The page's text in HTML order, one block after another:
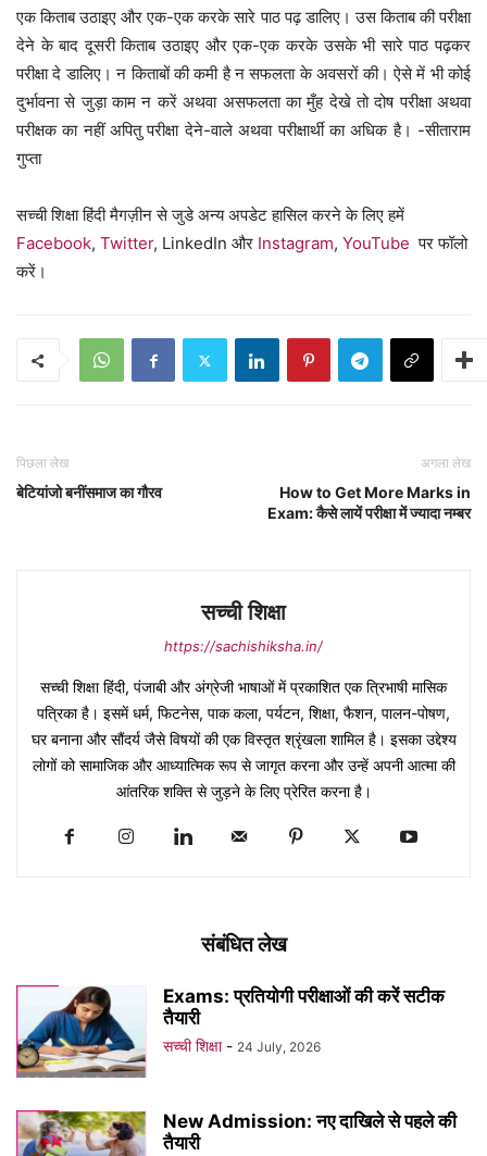
एक किताब उठाइए और एक-एक करके सारे पाठ पढ़ डालिए। उस किताब की परीक्षा
देने के बाद दूसरी किताब उठाइए और एक-एक करके उसके भी सारे पाठ पढ़कर
परीक्षा दे डालिए। न किताबों की कमी है न सफलता के अवसरों की। ऐसे में भी कोई
दुर्भावना से जुड़ा काम न करें अथवा असफलता का मुँह देखे तो दोष परीक्षा अथवा
परीक्षक का नहीं अपितु परीक्षा देने-वाले अथवा परीक्षार्थी का अधिक है। -सीताराम
गुप्ता
सच्ची शिक्षा हिंदी मैगज़ीन से जुडे अन्य अपडेट हासिल करने के लिए हमें
Facebook, Twitter, LinkedIn और Instagram, YouTube पर फॉलो
करें।
पिछला लेख
बेटियांजो बनींसमाज का गौरव
अगला लेख
How to Get More Marks in
Exam: कैसे लायें परीक्षा में ज्यादा नम्बर
सच्ची शिक्षा
https://sachishiksha.in/
सच्ची शिक्षा हिंदी, पंजाबी और अंग्रेजी भाषाओं में प्रकाशित एक त्रिभाषी मासिक
पत्रिका है। इसमें धर्म, फिटनेस, पाक कला, पर्यटन, शिक्षा, फैशन, पालन-पोषण,
घर बनाना और सौंदर्य जैसे विषयों की एक विस्तृत श्रृंखला शामिल है। इसका उद्देश्य
लोगों को सामाजिक और आध्यात्मिक रूप से जागृत करना और उन्हें अपनी आत्मा की
आंतरिक शक्ति से जुड़ने के लिए प्रेरित करना है।
संबंधित लेख
Exams: प्रतियोगी परीक्षाओं की करें सटीक
तैयारी
सच्ची शिक्षा - 24 July, 2026
New Admission: नए दाखिले से पहले की
तैयारी